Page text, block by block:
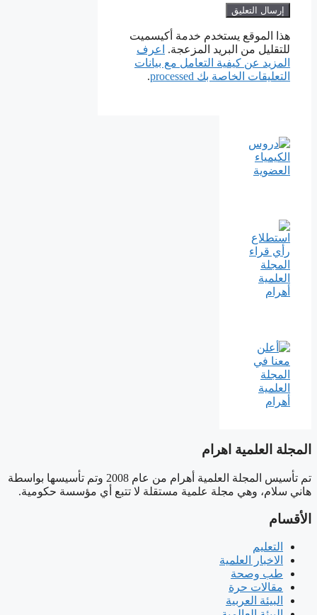
هذا الموقع يستخدم خدمة أكيسميت
للتقليل من البريد المزعجة.
اعرف
المزيد عن كيفية التعامل مع بيانات
التعليقات الخاصة بك processed
.
المجلة العلمية اهرام
تم تأسيس المجلة العلمية أهرام من عام 2008 وتم تأسيسها بواسطة
هاني سلام، وهي مجلة علمية مستقلة لا تتبع أي مؤسسة حكومية.
الأقسام
التعليم
الاخبار العلمية
طب وصحة
مقالات حرة
البيئة العربية